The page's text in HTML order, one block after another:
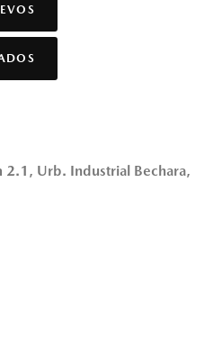
2.1, Urb. Industrial Bechara,